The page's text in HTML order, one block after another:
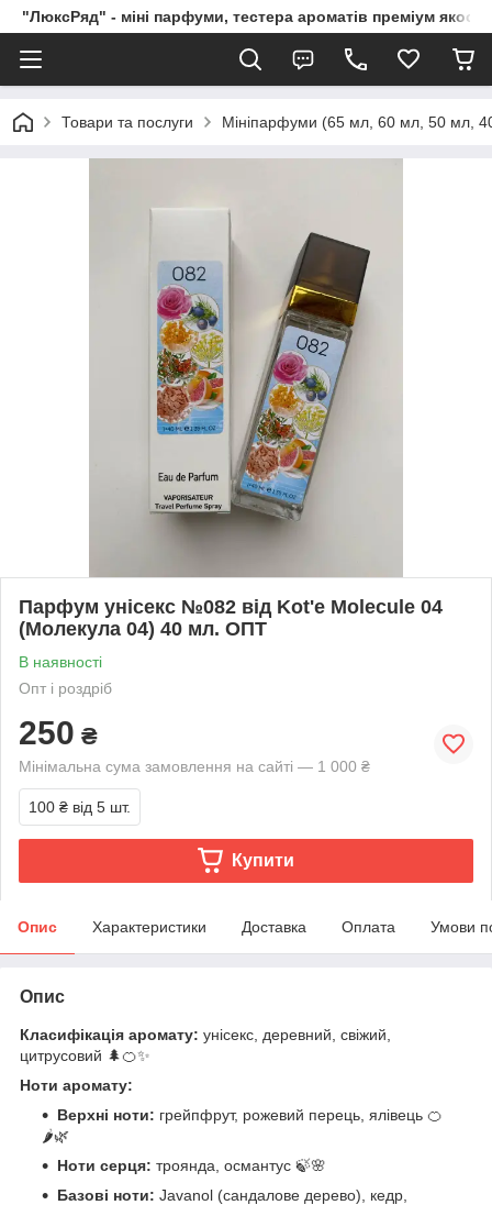
"ЛюксРяд" - міні парфуми, тестера ароматів преміум
Товари та послуги Мініпарфуми (65 мл, 60 мл, 50 мл,
Парфум унісекс №082 від Kot'e Molecule 04
(Молекула 04) 40 мл. ОПТ
В наявності
Опт і роздріб
250 ₴
Мінімальна сума замовлення на сайті — 1 000 ₴
100 ₴ від 5 шт.
Купити
Опис Характеристики Доставка Оплата Умови
Опис
Класифікація аромату: унісекс, деревний, свіжий,
цитрусовий 🌲🍊✨
Ноти аромату:
Верхні ноти: грейпфрут, рожевий перець, ялівець 🍊
🌶️🌿
Ноти серця: троянда, османтус 🍃🌸
Базові ноти: Javanol (сандалове дерево), кедр,